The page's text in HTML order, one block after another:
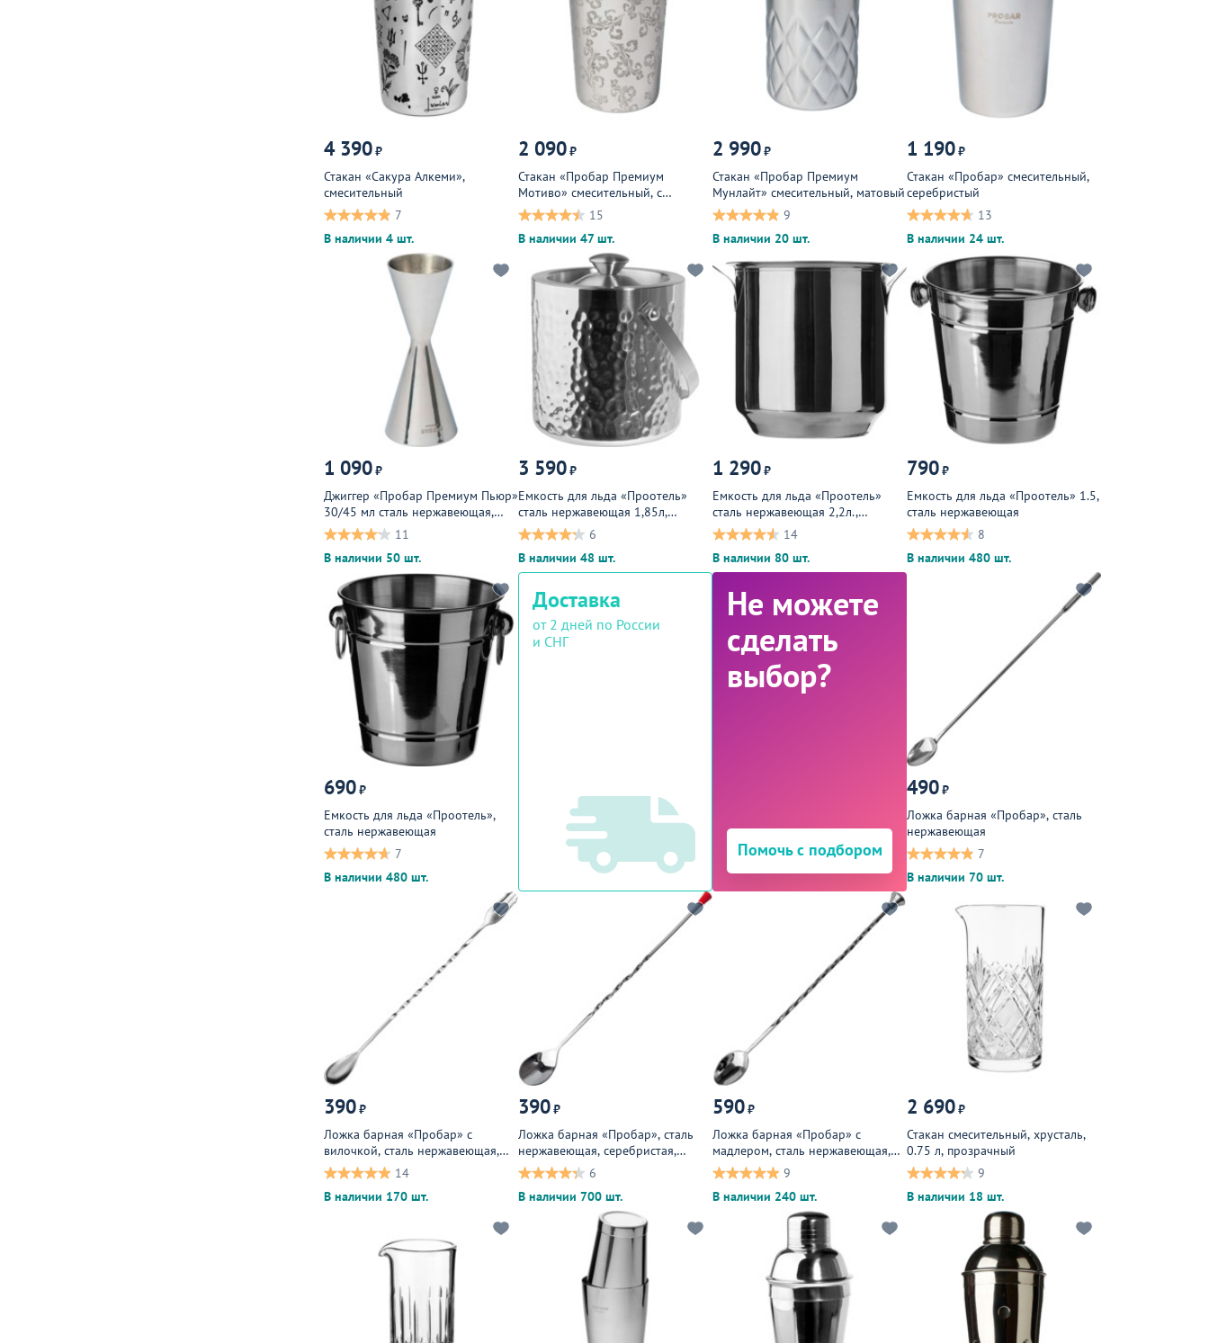
4 390₽
Стакан «Сакура Алкеми»,
смесительный
7
В наличии 4 шт.
2 090₽
Стакан «Пробар Премиум
Мотиво» смесительный, с
рисунком
15
В наличии 47 шт.
2 990₽
Стакан «Пробар Премиум
Мунлайт» смесительный, матовый
9
В наличии 20 шт.
1 190₽
Стакан «Пробар» смесительный,
серебристый
13
В наличии 24 шт.
1 090₽
Джиггер «Пробар Премиум Пьюр»
30/45 мл сталь нержавеющая,
серебристый11
В наличии 50 шт.
3 590₽
Емкость для льда «Проотель»
сталь нержавеющая 1,85л,
металлический6
В наличии 48 шт.
1 290₽
Емкость для льда «Проотель»
сталь нержавеющая 2,2л.,
металлическая
14
В наличии 80 шт.
790₽
Емкость для льда «Проотель» 1.5,
сталь нержавеющая
8
В наличии 480 шт.
690₽
Емкость для льда «Проотель»,
сталь нержавеющая
7
В наличии 480 шт.
Доставка
от 2 дней по России
и СНГ
Не можете
сделать
выбор?
Помочь с подбором
490₽
Ложка барная «Пробар», сталь
нержавеющая
7
В наличии 70 шт.
390₽
Ложка барная «Пробар» с
вилочкой, сталь нержавеющая,
серебристый14
В наличии 170 шт.
390₽
Ложка барная «Пробар», сталь
нержавеющая, серебристая,
красный
6
В наличии 700 шт.
590₽
Ложка барная «Пробар» с
мадлером, сталь нержавеющая,
серебристый9
В наличии 240 шт.
2 690₽
Стакан смесительный, хрусталь,
0.75 л, прозрачный
9
В наличии 18 шт.